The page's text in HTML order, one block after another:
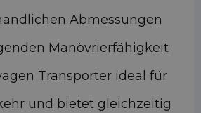
Abmessungen
Manövrierfähigkeit
Transporter ideal für
und bietet gleichzeitig